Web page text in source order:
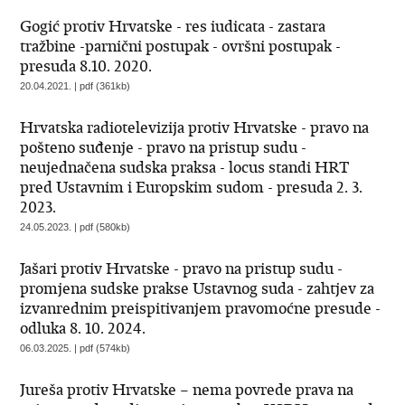
Gogić protiv Hrvatske - res iudicata - zastara
tražbine -parnični postupak - ovršni postupak -
presuda 8.10. 2020.
20.04.2021. | pdf (361kb)
Hrvatska radiotelevizija protiv Hrvatske - pravo na
pošteno suđenje - pravo na pristup sudu -
neujednačena sudska praksa - locus standi HRT
pred Ustavnim i Europskim sudom - presuda 2. 3.
2023.
24.05.2023. | pdf (580kb)
Jašari protiv Hrvatske - pravo na pristup sudu -
promjena sudske prakse Ustavnog suda - zahtjev za
izvanrednim preispitivanjem pravomoćne presude -
odluka 8. 10. 2024.
06.03.2025. | pdf (574kb)
Jureša protiv Hrvatske – nema povrede prava na